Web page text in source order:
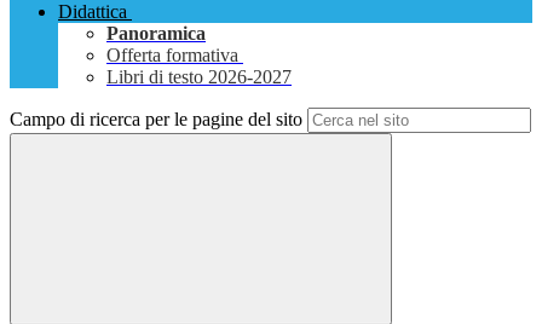
Didattica
Panoramica
Offerta formativa
Libri di testo 2026-2027
Campo di ricerca per le pagine del sito